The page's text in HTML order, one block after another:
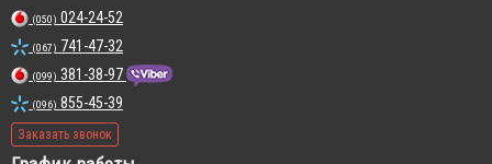
(050) 024-24-52
(067) 741-47-32
(099) 381-38-97
(096) 855-45-39
Заказать звонок